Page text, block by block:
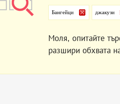
Бангейци джакузи
Моля, опитайте
разшири обхвата